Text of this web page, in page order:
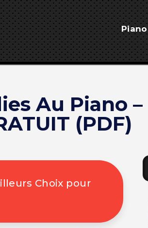
Piano
Au Piano –
(PDF)
Choix pour